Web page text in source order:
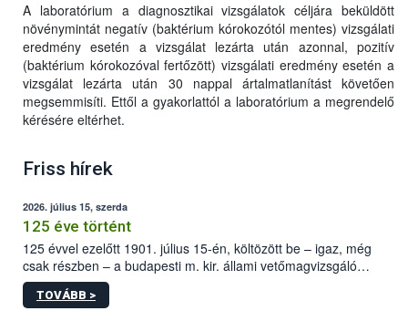
A laboratórium a diagnosztikai vizsgálatok céljára beküldött
növénymintát negatív (baktérium kórokozótól mentes) vizsgálati
eredmény esetén a vizsgálat lezárta után azonnal, pozitív
(baktérium kórokozóval fertőzött) vizsgálati eredmény esetén a
vizsgálat lezárta után 30 nappal ártalmatlanítást követően
megsemmisíti. Ettől a gyakorlattól a laboratórium a megrendelő
kérésére eltérhet.
Friss hírek
2026. július 15, szerda
125 éve történt
125 évvel ezelőtt 1901. július 15-én, költözött be – igaz, még
csak részben – a budapesti m. kir. állami vetőmagvizsgáló
állomás a Kis Rókus utca 15. szám alatti, Czigler Győző által
tervezett új épületébe.
TOVÁBB >